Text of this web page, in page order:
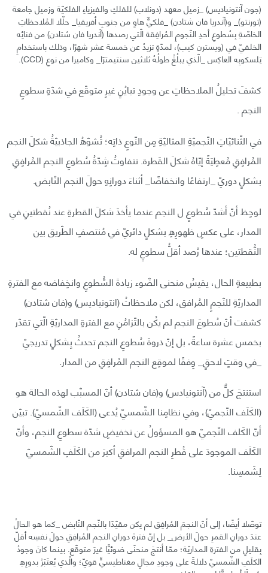
(جون آنتونياديس) _زميل معهد (دونلاب) للفلكِ والفيزياءِ الفلكيّة وزميل جامعة
(تورنتو)_ و(آندريا فان شتادن) _فلكيٌّ هاوِ من جنوبِ أفريقيا_ حلّلا المُلاحظاتِ
الخاصّةِ بِسُطوعِ أحدِ النّجومِ المُرافِقة الّتي رصدها (آندريا فان شتادن) من فنائِه
الخلفيّ في (ويسترن كيب)، لمدّةٍ تزيدُ عن خمسة عشر شهرًا، وذلك باستخدامِ
تِلسكوبِه العاكِس _الّذي يبلُغُ طولُهُ ثلاثين سنتيمترًا_ وكاميرا من نوعِ (CCD).
كشفَ تحليلُ الملاحظاتِ عن وجودِ تبايُنٍ غيرِ متوقّع في شدّةِ سطوعِ
النجم .
في الثّنائيّاتِ النّجميّةِ المثاليّةِ مِن النّوعِ ذاتِه؛ تُشوّهُ الجاذبيّةُ شكلَ النجم
المُرافِقِ مُعطِيَةً إيّاهُ شكلَ القَطرة. تتفاوتُ شِدّةُ سُطوعِ النجم المُرافِقِ
بشكلٍ دوريّ _ارتفاعًا وانخفاضًا_ أثناءَ دورانِهِ حولَ النجم النّابض.
لوحِظ أنّ أشدّ سُطوعٍ ل النجم عندما يأخذَ شكلَ القطرةِ عند نُقطتينِ في
المدار، على عكسِ ظهورِهِ بشكلٍ دائريّ في مُنتصفِ الطّريق بين
النُّقطتين؛ عندها رُصد أقلُّ سطوعٍ له.
بطبيعةِ الحال، يقيسُ منحنى الضّوء زيادةَ السُّطوعِ وانخِفاضه مع الفترةِ
المداريّةِ للنّجمِ المُرافق، لكن ملاحظاتُ (انتونياديس) و(فان شتادن)
كشفت أنّ سُطوعَ النجم لم يكُن بالتّزامُنِ مع الفترةِ المداريّةِ الّتي تقدّر
بخمس عشرة ساعةً، بل إنّ ذروةَ سُطوعِ النجم تحدثُ بِشكلٍ تدريجيّ
_في وقتٍ لاحقٍ_ وِفقًا لموقِع النجم المُرافِقِ من المدار.
استنتجَ كلٌّ من (آنتونيادس) و(فان شتادن) أنّ المسبِّب لهذه الحالة هو
(الكَلَف النّجميّ)، وفي نظامِنا الشّمسيّ يُدعى (الكَلَف الشّمسيّ). تبيّن
أنّ الكَلف النّجميّ هو المسؤولُ عن تخفيضِ شدّة سطوعِ النجم، وأنّ
الكَلَف الموجودَ على قُطرِ النجم المرافقِ أكبرَ من الكَلَفِ الشّمسيّ
لِشَمسِنا.
توصّلا أيضًا، إلى أنّ النجمَ المُرافِق لم يكن مقيّدًا بالنّجم النّابض _كما هو الحالُ
عندَ دورانِ القمرِ حولَ الأرض_ بل إنّ فترةَ دورانِ النجم المُرافِقِ حولَ نفسِه أقلّ
بِقليلٍ من الفترةِ المداريّة؛ ممّا أنتجَ منحنًى ضوئيًّا غيرَ متوقّع. بينما كانَ وجودُ
الكلَفِ الشّمسيّ دلالةً على وجودِ مجالٍ مغناطيسيٍّ قويّ؛ والّذي يُعتَبَرُ بدورِهِ